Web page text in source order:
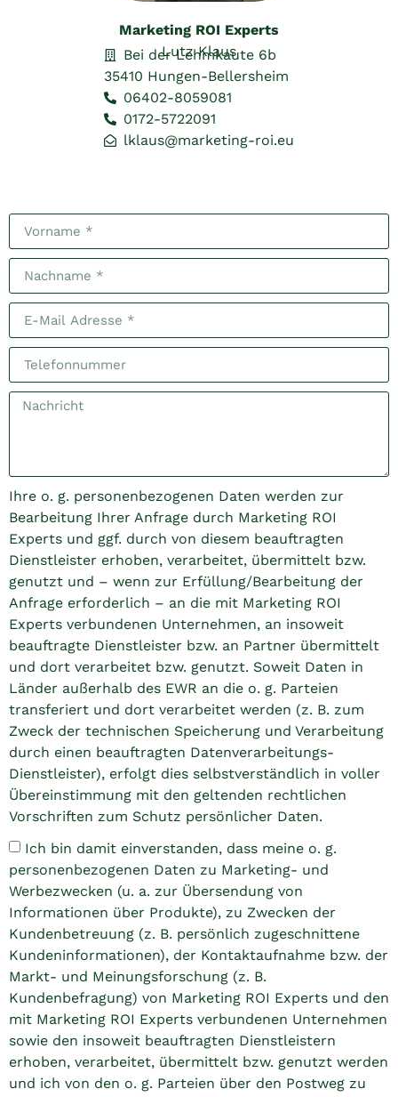
Marketing ROI Experts
Lutz Klaus
Bei der Lehmkaute 6b
35410 Hungen-Bellersheim
06402-8059081
0172-5722091
lklaus@marketing-roi.eu
Ihre o. g. personenbezogenen Daten werden zur
Bearbeitung Ihrer Anfrage durch Marketing ROI
Experts und ggf. durch von diesem beauftragten
Dienstleister erhoben, verarbeitet, übermittelt bzw.
genutzt und – wenn zur Erfüllung/Bearbeitung der
Anfrage erforderlich – an die mit Marketing ROI
Experts verbundenen Unternehmen, an insoweit
beauftragte Dienstleister bzw. an Partner übermittelt
und dort verarbeitet bzw. genutzt. Soweit Daten in
Länder außerhalb des EWR an die o. g. Parteien
transferiert und dort verarbeitet werden (z. B. zum
Zweck der technischen Speicherung und Verarbeitung
durch einen beauftragten Datenverarbeitungs-
Dienstleister), erfolgt dies selbstverständlich in voller
Übereinstimmung mit den geltenden rechtlichen
Vorschriften zum Schutz persönlicher Daten.
Ich bin damit einverstanden, dass meine o. g.
personenbezogenen Daten zu Marketing- und
Werbezwecken (u. a. zur Übersendung von
Informationen über Produkte), zu Zwecken der
Kundenbetreuung (z. B. persönlich zugeschnittene
Kundeninformationen), der Kontaktaufnahme bzw. der
Markt- und Meinungsforschung (z. B.
Kundenbefragung) von Marketing ROI Experts und den
mit Marketing ROI Experts verbundenen Unternehmen
sowie den insoweit beauftragten Dienstleistern
erhoben, verarbeitet, übermittelt bzw. genutzt werden
und ich von den o. g. Parteien über den Postweg zu